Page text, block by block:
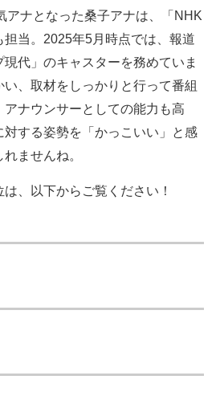
ナとなった桑子アナは、「NHK
当。2025年5月時点では、報道
代」のキャスターを務めていま
、取材をしっかりと行って番組
アナウンサーとしての能力も高
対する姿勢を「かっこいい」と感
ませんね。
、以下からご覧ください！